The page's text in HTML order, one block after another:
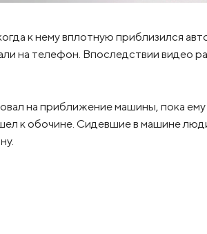
к нему вплотную приблизился
на телефон. Впоследствии видео
на приближение машины, пока ему
к обочине. Сидевшие в машине